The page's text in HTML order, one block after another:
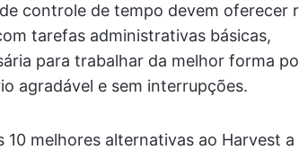
controle de tempo devem oferecer
tarefas administrativas básicas,
para trabalhar da melhor forma
agradável e sem interrupções.
10 melhores alternativas ao Harvest a